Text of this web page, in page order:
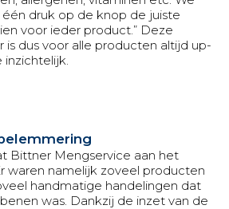
druk op de knop de juiste
voor ieder product.” Deze
is dus voor alle producten altijd up-
Bittner Mengservice aan het
waren namelijk zoveel producten
handmatige handelingen dat
was. Dankzij de inzet van de